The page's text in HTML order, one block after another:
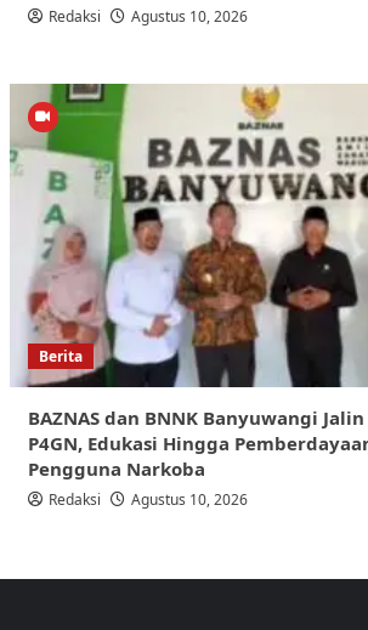
Redaksi Agustus 10, 2026
Berita
BAZNAS dan BNNK Banyuwangi
P4GN, Edukasi Hingga
Pengguna Narkoba
Redaksi Agustus 10, 2026